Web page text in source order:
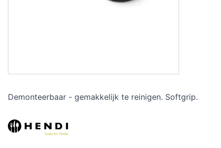
Demonteerbaar - gemakkelijk te reinigen. Softgrip.